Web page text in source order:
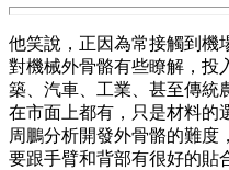
他笑說，正因為常接觸到機
對機械外骨骼有些瞭解，投
築、汽車、工業、甚至傳統
在市面上都有，只是材料的
周鵬分析開發外骨骼的難度
要跟手臂和背部有很好的貼